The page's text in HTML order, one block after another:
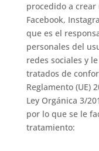
procedido a crear
Facebook,
que es el
personales del
redes sociales y
tratados de
Reglamento (UE)
Ley Orgánica 3/
por lo que se le
tratamiento: